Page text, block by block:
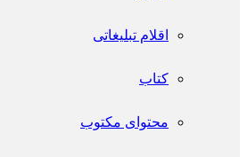
اقلام تبلیغاتی
کتاب
محتوای مکتوب